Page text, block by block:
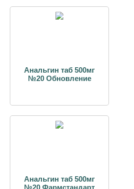
Анальгин таб 500мг
№20 Обновление
Анальгин таб 500мг
№20 Фармстандарт